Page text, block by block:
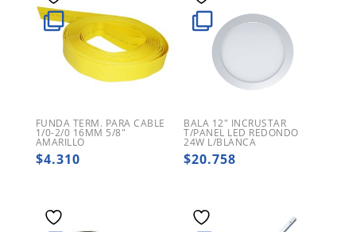
FUNDA TERM. PARA CABLE
1/0-2/0 16MM 5/8″
AMARILLO
$4.310
BALA 12″ INCRUSTAR
T/PANEL LED REDONDO
24W L/BLANCA
$20.758